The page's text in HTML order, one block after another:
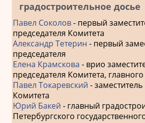
градостроительное досье
Павел Соколов- первый
председателя Комитета
Александр Тетерин - первый
председателя
Елена Крамскова - врио
председателя Комитета,
Павел Токаревский -
Комитета
Юрий Бакей - главный
Петербургского